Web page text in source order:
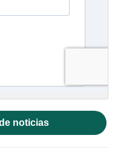
noticias